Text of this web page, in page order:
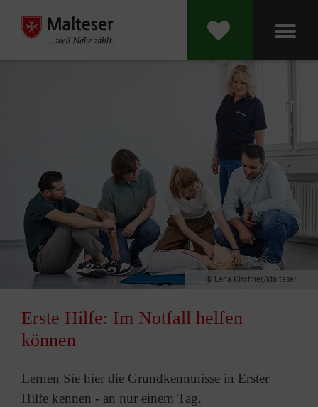
Lena Kirchner/Malteser
Erste Hilfe: Im Notfall helfen
können
Lernen Sie hier die Grundkenntnisse in Erster
Hilfe kennen - an nur einem Tag.